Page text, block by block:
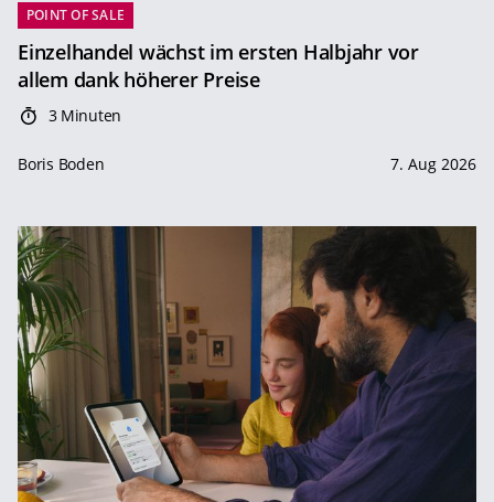
POINT OF SALE
Einzelhandel wächst im ersten Halbjahr vor
allem dank höherer Preise
3 Minuten
Boris Boden 7. Aug 2026